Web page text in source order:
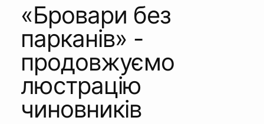
«Бровари без
парканів» -
продовжуємо
люстрацію
чиновників